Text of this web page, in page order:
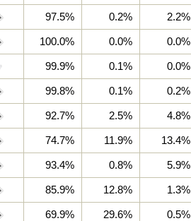
97.5% 0.2% 2.2%
100.0% 0.0% 0.0%
99.9% 0.1% 0.0%
99.8% 0.1% 0.2%
92.7% 2.5% 4.8%
74.7% 11.9% 13.4%
93.4% 0.8% 5.9%
85.9% 12.8% 1.3%
69.9% 29.6% 0.5%